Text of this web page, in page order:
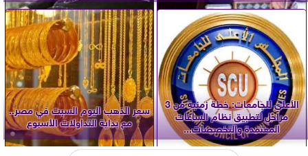
الأعلى للجامعات: خطة زمنية من 3
مراحل لتطبيق نظام الساعات
المعتمدة والتخصصات...
سعر الذهب اليوم السبت في مصر..
مع بداية التداولات الأسبوع